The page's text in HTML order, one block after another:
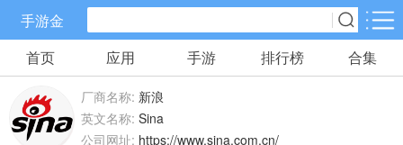
手游金
手游分类 应用分类
卡牌回合
70款手游
172款手游
首页 应用 手游 排行榜 合集
厂商名称: 新浪
英文名称: Sina
公司网址: https://www.sina.com.cn/